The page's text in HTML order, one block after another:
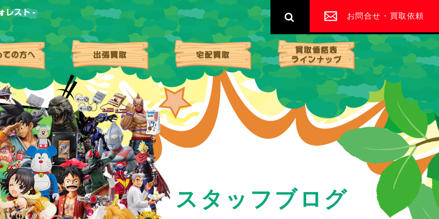
お問合せ・買取依頼
はじめての方へ 出張買取 宅配買取 買取価格表・ライン
スタッフブログ